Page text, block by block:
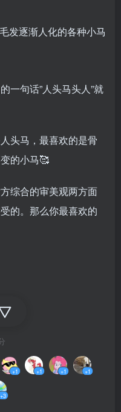
发逐渐人化的各种小马
一句话”人头马头人”就
头马，最喜欢的是骨
的小马🥰
综合的审美观两方面
的。那么你最喜欢的
+1 +1 +1 +1
+3